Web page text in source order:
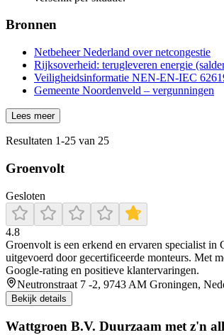
Bronnen
Netbeheer Nederland over netcongestie
Rijksoverheid: terugleveren energie
Veiligheidsinformatie NEN-EN-IEC
Gemeente Noordenveld – vergunningen
Lees meer
Resultaten 1-25 van 25
Groenvolt
Gesloten
4.8
Groenvolt is een erkend en ervaren specialist in
uitgevoerd door gecertificeerde monteurs. Met
Google-rating en positieve klantervaringen.
Neutronstraat 7 -2, 9743 AM Groningen,
Bekijk details
Wattgroen B.V. Duurzaam met z'n